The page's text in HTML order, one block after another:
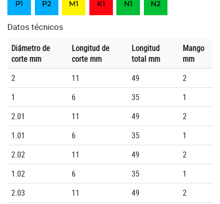
Datos técnicos
Diámetro de
corte mm
Longitud de
corte mm
Longitud
total mm
Mango
mm
2
11 49
2
1
6 35
1
2.01
11 49
2
1.01
6 35
1
2.02
11 49
2
1.02
6 35
1
2.03
11 49
2